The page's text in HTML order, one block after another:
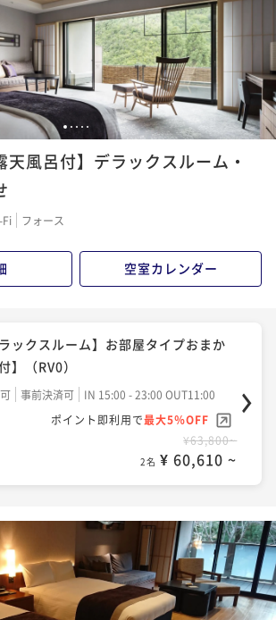
1 2 3 4 5
天風呂付】デラックスルーム・
Fi フォース
空室カレンダー
ックスルーム】お部屋タイプおまか
】（RV0）
事前決済可
IN 15:00 - 23:00 OUT11:00
ポイント即利用で最大5％OFF
¥63,800~
2名 ¥ 60,610 ~